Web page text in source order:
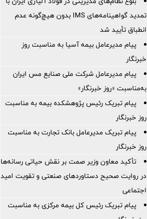
تمدید گواهینامه‌های IMS بدون هیچ‌گونه عدم
انطباق تأیید شد
پیام مدیرعامل بیمه آسیا به مناسبت روز
خبرنگار
پیام مدیرعامل شرکت ملی صنایع مس ایران
به‌مناسبت «روز خبرنگار»
پیام تبریک رئیس پژوهشکده بیمه به مناسبت
روز خبرنگار
پیام تبریک مدیرعامل بانک تجارت به مناسبت
روز خبرنگار
تأکید معاون وزیر صمت بر نقش حیاتی رسانه‌ها
در روایت صحیح دستاوردهای صنعتی و تقویت امید
اجتماعی
پیام تبریک رئیس کل بیمه مرکزی به مناسبت